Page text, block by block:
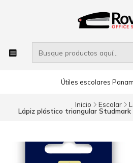
Útiles escolares
Inicio Escolar
Lápiz plástico triangular